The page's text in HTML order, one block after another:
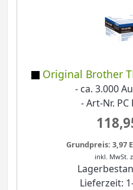
Original Brother
- ca. 3.000
- Art-Nr. PC
Grundpreis: 3,97
inkl. MwSt.
Lieferzeit: